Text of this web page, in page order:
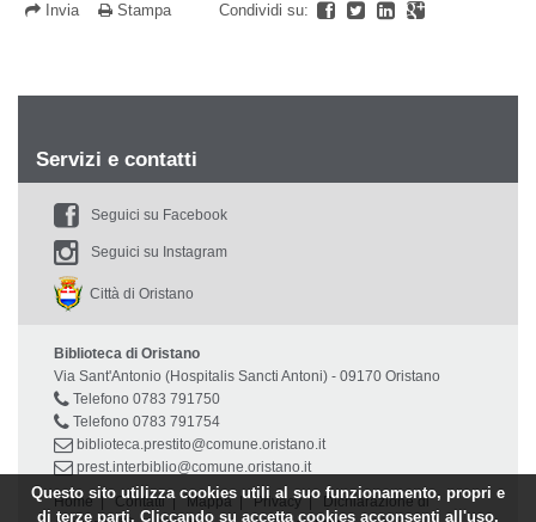
Questo sito utilizza cookies utili al suo funzionamento, propri e
di terze parti. Cliccando su accetta cookies acconsenti all'uso.
Invia Stampa Condividi su:
Servizi e contatti
Seguici su Facebook
Seguici su Instagram
Città di Oristano
Biblioteca di Oristano
Via Sant'Antonio (Hospitalis Sancti Antoni) - 09170 Oristano
Telefono 0783 791750
Telefono 0783 791754
biblioteca.prestito@comune.oristano.it
prest.interbiblio@comune.oristano.it
Home|Contatti|Mappa|Privacy| Dichiarazione di